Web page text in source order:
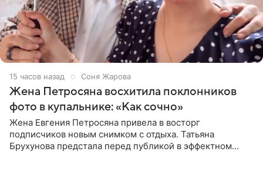
15 часов назад Соня Жарова
Жена Петросяна восхитила поклонников
фото в купальнике: «Как сочно»
Жена Евгения Петросяна привела в восторг
подписчиков новым снимком с отдыха. Татьяна
Брухунова предстала перед публикой в эффектном